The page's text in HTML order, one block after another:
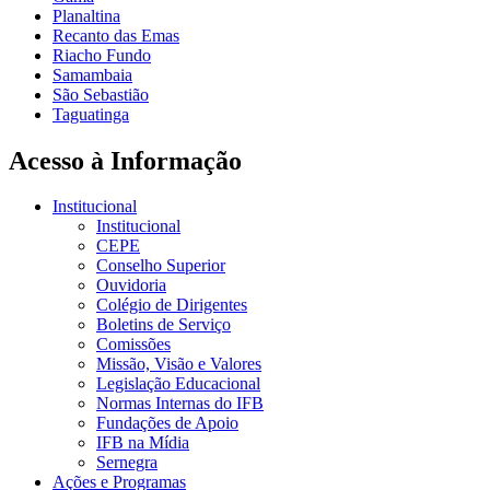
Planaltina
Recanto das Emas
Riacho Fundo
Samambaia
São Sebastião
Taguatinga
Acesso à Informação
Institucional
Institucional
CEPE
Conselho Superior
Ouvidoria
Colégio de Dirigentes
Boletins de Serviço
Comissões
Missão, Visão e Valores
Legislação Educacional
Normas Internas do IFB
Fundações de Apoio
IFB na Mídia
Sernegra
Ações e Programas